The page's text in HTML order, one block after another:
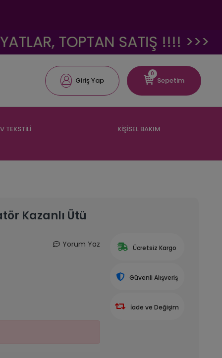
TOPTAN SATIŞ !!!! >>>
Giriş Yap
0
Sepetim
TEKSTİLİ KİŞİSEL BAKIM
Kazanlı Ütü
Yorum Yaz
Ücretsiz Kargo
Güvenli Alışveriş
İade ve Değişim